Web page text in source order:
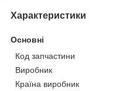
Характеристики
Основні
Код запчастини
Виробник
Країна виробник